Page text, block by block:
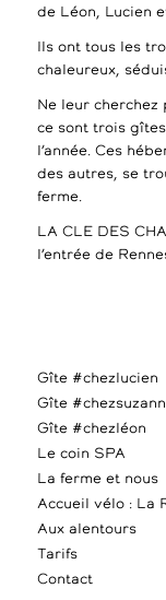
de Léon, Lucien
Ils ont tous les
chaleureux,
Ne leur cherchez
ce sont trois
l’année. Ces
des autres, se
ferme.
LA CLE DES
l’entrée de
Gîte #chezlucien
Gîte
Gîte #chezléon
Le coin SPA
La ferme et nous
Accueil vélo : La
Aux alentours
Tarifs
Contact